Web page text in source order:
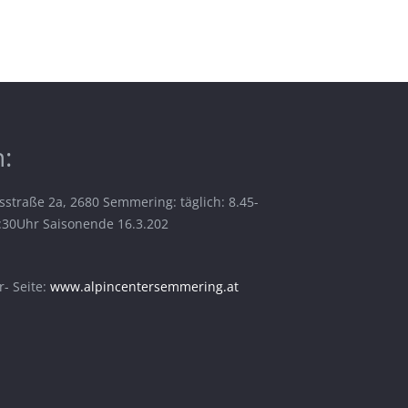
2a, 2680 Semmering: täglich: 8.45-
Saisonende 16.3.202
Seite: www.alpincentersemmering.at